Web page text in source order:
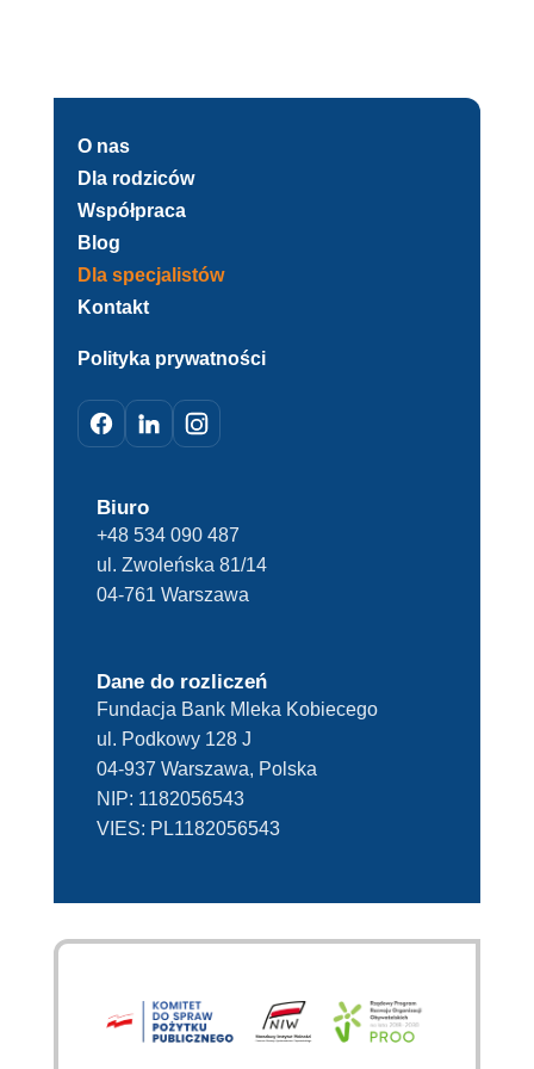
O nas
Dla rodziców
Współpraca
Blog
Dla specjalistów
Kontakt
Polityka prywatności
Biuro
+48 534 090 487
ul. Zwoleńska 81/14
04-761 Warszawa
Dane do rozliczeń
Fundacja Bank Mleka Kobiecego
ul. Podkowy 128 J
04-937 Warszawa, Polska
NIP: 1182056543
VIES: PL1182056543